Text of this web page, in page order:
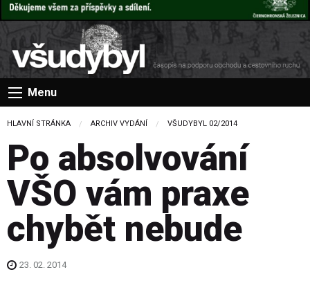
Menu
HLAVNÍ STRÁNKA ARCHIV VYDÁNÍ VŠUDYBYL 02/2014
Po absolvování
VŠO vám praxe
chybět nebude
23. 02. 2014